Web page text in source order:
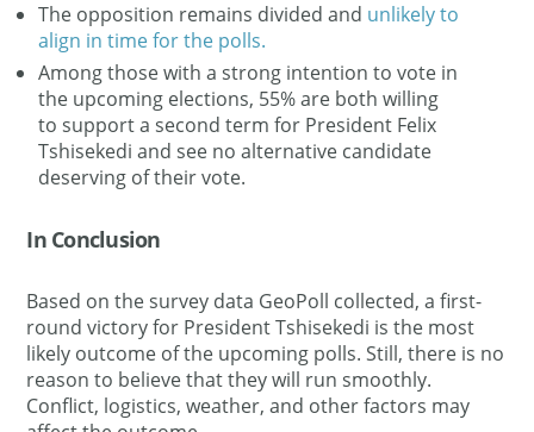
The opposition remains divided and unlikely to
align in time for the polls.
Among those with a strong intention to vote in
the upcoming elections, 55% are both willing
to support a second term for President Felix
Tshisekedi and see no alternative candidate
deserving of their vote.
In Conclusion
Based on the survey data GeoPoll collected, a first-
round victory for President Tshisekedi is the most
likely outcome of the upcoming polls. Still, there is no
reason to believe that they will run smoothly.
Conflict, logistics, weather, and other factors may